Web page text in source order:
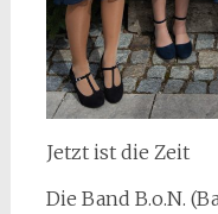
Jetzt ist die Zeit
Die Band B.o.N.